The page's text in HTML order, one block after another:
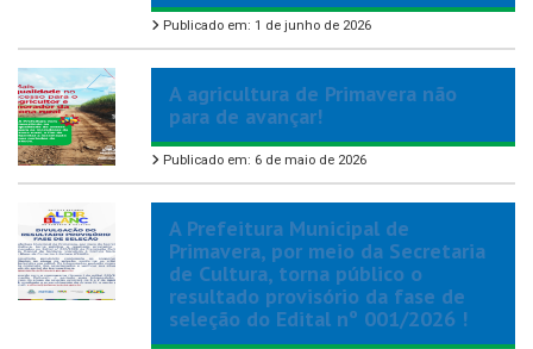
Publicado em: 1 de junho de 2026
A agricultura de Primavera não
para de avançar!
Publicado em: 6 de maio de 2026
A Prefeitura Municipal de
Primavera, por meio da Secretaria
de Cultura, torna público o
resultado provisório da fase de
seleção do Edital nº 001/2026 !